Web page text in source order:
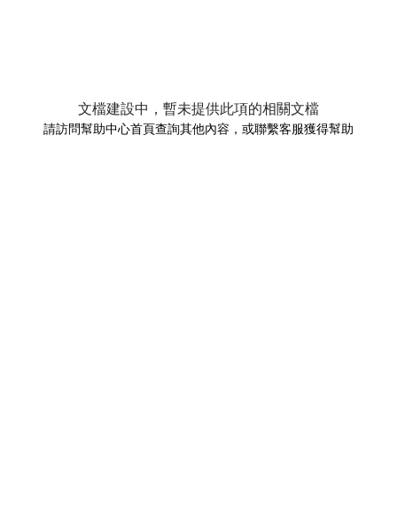
文檔建設中，暫未提供此項的相關文檔
請訪問幫助中心首頁查詢其他內容，或聯繫客服獲得幫助